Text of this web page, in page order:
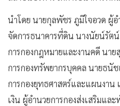
นำโดย นายกุลพัชร ภูมิใจอวด ผู้
จัดการธนาคารที่ดิน นางนัยน์รัต
การกองกฎหมายและงานคดี นา
การกองทรัพยากรบุคคล นายธนั
การกองยุทธศาสตร์และแผนงาน
เงิน ผู้อำนวยการกองส่งเสริมแ